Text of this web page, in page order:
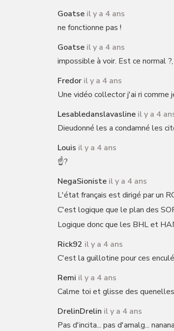
Goatse il y a 4 ans
ne fonctionne pas !
Goatse il y a 4 ans
impossible à voir. Est ce normal ?,
Fredor il y a 4 ans
Une vidéo collector j'ai ri comme
Lesabledanslavasline il y a 4
Dieudonné les a condamné les
Louis il y a 4 ans
☝️?
NegaSioniste il y a 4 ans
L'état français est dirigé par un
C'est logique que le plan des
Logique donc que les BHL et
Rick92 il y a 4 ans
C'est la guillotine pour ces
Remi il y a 4 ans
Calme toi et glisse des
DrelinDrelin il y a 4 ans
Pas d'incita... pas d'amalg...